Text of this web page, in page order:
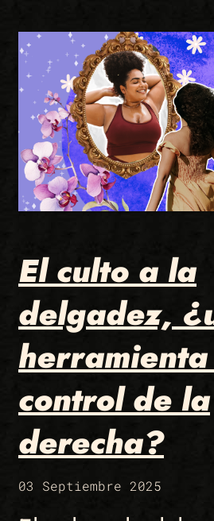
El culto a la
delgadez,
control de la
derecha?
03 Septiembre 2025